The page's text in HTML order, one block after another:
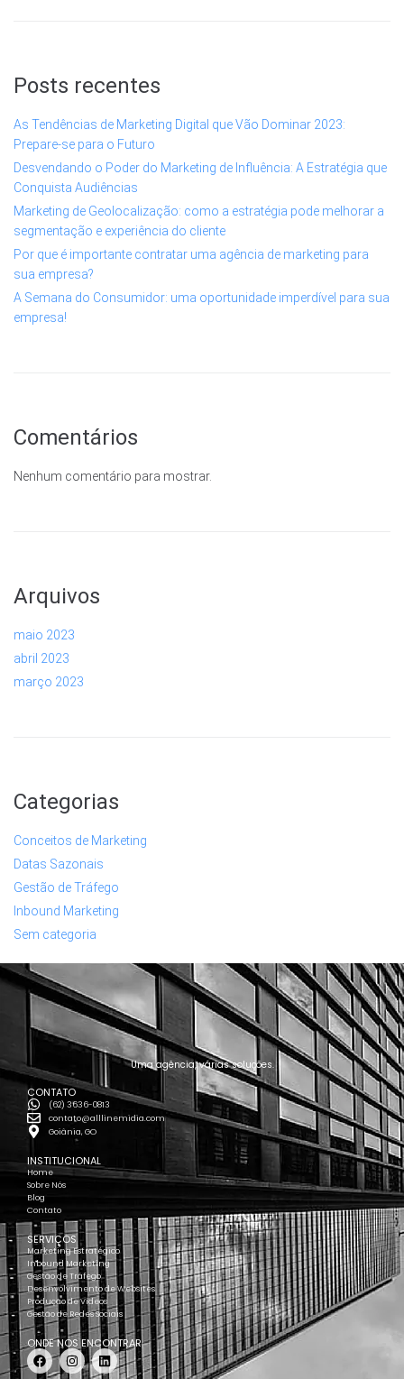
Posts recentes
As Tendências de Marketing Digital que Vão Dominar 2023:
Prepare-se para o Futuro
Desvendando o Poder do Marketing de Influência: A Estratégia que
Conquista Audiências
Marketing de Geolocalização: como a estratégia pode melhorar a
segmentação e experiência do cliente
Por que é importante contratar uma agência de marketing para
sua empresa?
A Semana do Consumidor: uma oportunidade imperdível para sua
empresa!
Comentários
Nenhum comentário para mostrar.
Arquivos
maio 2023
abril 2023
março 2023
Categorias
Conceitos de Marketing
Datas Sazonais
Gestão de Tráfego
Inbound Marketing
Sem categoria
Uma agência, várias soluções.
CONTATO
(62) 3636-0813
contato@alllinemidia.com
Goiânia, GO
INSTITUCIONAL
Home
Sobre Nós
Blog
Contato
SERVIÇOS
Marketing Estratégico
Inbound Marketing
Gestão de Tráfego
Desenvolvimento de Websites
Produção de Vídeos
Gestão de Redes Sociais
ONDE NOS ENCONTRAR